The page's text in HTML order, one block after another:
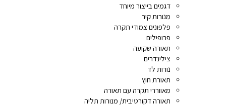
דגמים בייצור מיוחד
מנורות קיר
פלפונים צמודי תקרה
פרופילים
תאורה שקועה
צילינדרים
נורות לד
תאורת חוץ
מאווררי תקרה עם תאורה
תאורה דקורטיבית/ מנורות תליה